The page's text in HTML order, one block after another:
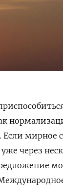
Если
через